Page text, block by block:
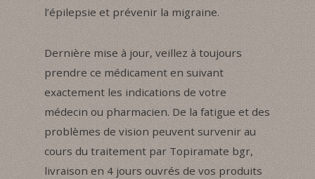
l’épilepsie et prévenir la migraine.
Dernière mise à jour, veillez à toujours
prendre ce médicament en suivant
exactement les indications de votre
médecin ou pharmacien. De la fatigue et des
problèmes de vision peuvent survenir au
cours du traitement par Topiramate bgr,
livraison en 4 jours ouvrés de vos produits